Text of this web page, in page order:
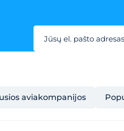
Jūsų el. pašto adresas
aviakompanijos